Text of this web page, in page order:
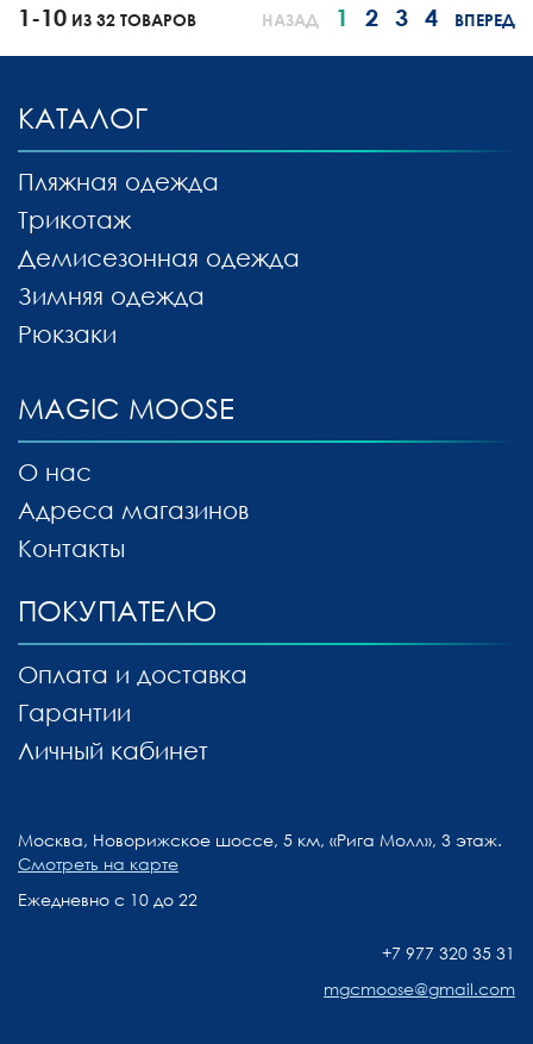
1-10 ИЗ 32 ТОВАРОВ НАЗАД 1 2 3 4 ВПЕРЕД
MAGIC MOOSE
О нас
Адреса магазинов
Контакты
КАТАЛОГ
Пляжная одежда
Трикотаж
Демисезонная одежда
Зимняя одежда
Рюкзаки
ПОКУПАТЕЛЮ
Оплата и доставка
Гарантии
Личный кабинет
Москва, Новорижское шоссе, 5 км, «Рига Молл», 3 этаж.
Смотреть на карте
Ежедневно с 10 до 22
+7 977 320 35 31
mgcmoose@gmail.com